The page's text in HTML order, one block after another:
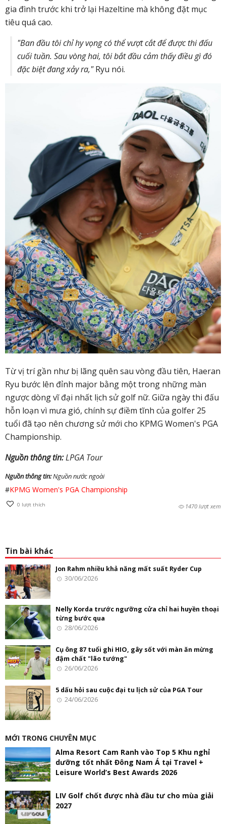
gia đình trước khi trở lại Hazeltine mà không đặt mục
tiêu quá cao.
"Ban đầu tôi chỉ hy vọng có thể vượt cắt để được thi đấu
cuối tuần. Sau vòng hai, tôi bắt đầu cảm thấy điều gì đó
đặc biệt đang xảy ra,"Ryu nói.
Từ vị trí gần như bị lãng quên sau vòng đầu tiên, Haeran
Ryu bước lên đỉnh major bằng một trong những màn
ngược dòng vĩ đại nhất lịch sử golf nữ. Giữa ngày thi đấu
hỗn loạn vì mưa gió, chính sự điềm tĩnh của golfer 25
tuổi đã tạo nên chương sử mới cho KPMG Women's PGA
Championship.
Nguồn thông tin:LPGA Tour
Nguồn thông tin:Nguồn nước ngoài
#KPMG Women's PGA Championship
0 lượt thích 1470 lượt xem
Tin bài khác
Jon Rahm nhiều khả năng mất suất Ryder Cup
30/06/2026
Nelly Korda trước ngưỡng cửa chỉ hai huyền thoại
từng bước qua
28/06/2026
Cụ ông 87 tuổi ghi HIO, gây sốt với màn ăn mừng
đậm chất "lão tướng"
26/06/2026
5 dấu hỏi sau cuộc đại tu lịch sử của PGA Tour
24/06/2026
MỚI TRONG CHUYÊN MỤC
Alma Resort Cam Ranh vào Top 5 Khu nghỉ
dưỡng tốt nhất Đông Nam Á tại Travel +
Leisure World’s Best Awards 2026
LIV Golf chốt được nhà đầu tư cho mùa giải
2027